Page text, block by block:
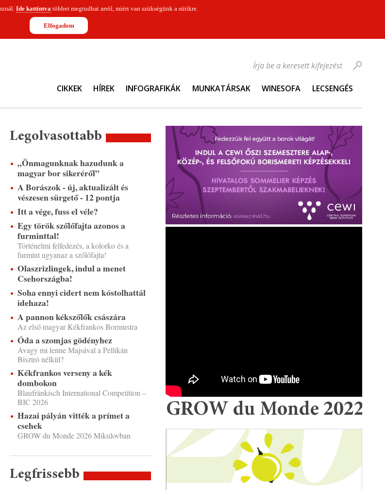
Ide kattintvatöbbet megtudhat arról, miért van szükségünk a sütikre.
Elfogadom
CIKKEK HÍREK INFOGRAFIKÁK MUNKATÁRSAK WINESOFA LECSENGÉS
Írja be a keresett kifejezést
Legolvasottabb
„Önmagunknak hazudunk a
magyar bor sikeréről”
A Borászok - új, aktualizált és
vészesen sürgető - 12 pontja
Itt a vége, fuss el véle?
Egy török szőlőfajta azonos a
furminttal!
Történelmi felfedezés, a kolorko és a
furmint ugyanaz a szőlőfajta!
Olaszrizlingek, indul a menet
Csehországba!
Soha ennyi cidert nem kóstolhattál
idehaza!
A pannon kékszőlők császára
Az első magyar Kékfrankos Bormustra
Óda a szomjas gödényhez
Avagy mi lenne Majsával a Pellikán
Bisztró nélkül?
Kékfrankos verseny a kék
dombokon
Blaufränkisch International Competition –
BIC 2026
Hazai pályán vitték a prímet a
csehek
GROW du Monde 2026 Mikulovban
Legfrissebb
GROW du Monde 2022